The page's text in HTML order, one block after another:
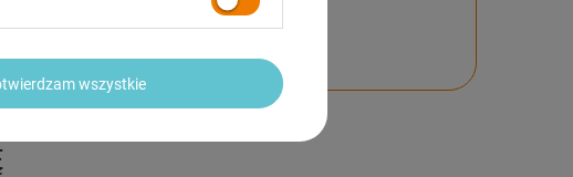
Zadaj pytanie
wszystkie